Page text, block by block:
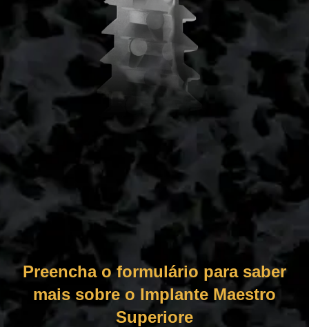
Preencha o formulário para saber
mais sobre o Implante Maestro
Superiore